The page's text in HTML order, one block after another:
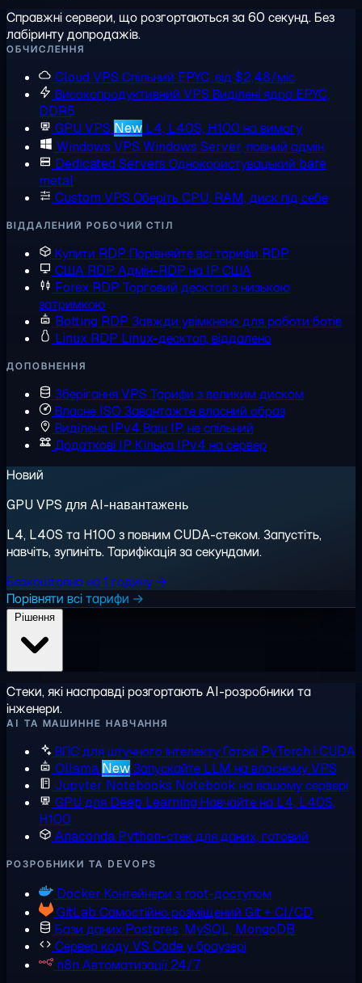
Справжні сервери, що розгортаються за 60 секунд. Без
лабіринту допродажів.
ОБЧИСЛЕННЯ
Cloud VPS Спільний EPYC, від $2,48/міс
Високопродуктивний VPS Виділені ядра EPYC,
DDR5
GPU VPS New L4, L40S, H100 на вимогу
Windows VPS Windows Server, повний адмін
Dedicated Servers Однокористувацький bare
metal
Custom VPS Оберіть CPU, RAM, диск під себе
ВІДДАЛЕНИЙ РОБОЧИЙ СТІЛ
Купити RDP Порівняйте всі тарифи RDP
США RDP Адмін-RDP на IP США
Forex RDP Торговий десктоп з низькою
затримкою
Botting RDP Завжди увімкнено для роботи ботів
Linux RDP Linux-десктоп, віддалено
ДОПОВНЕННЯ
Зберігання VPS Тарифи з великим диском
Власне ISO Завантажте власний образ
Виділена IPv4 Ваш IP, не спільний
Додаткові IP Кілька IPv4 на сервер
Новий
GPU VPS для AI-навантажень
L4, L40S та H100 з повним CUDA-стеком. Запустіть,
навчіть, зупиніть. Тарифікація за секундами.
Безкоштовно на 1 годину →
Порівняти всі тарифи →
Стеки, які насправді розгортають AI-розробники та
інженери.
AI ТА МАШИННЕ НАВЧАННЯ
ВПС для штучного інтелектуГотові PyTorch і CUDA
Ollama NewЗапускайте LLM на власному VPS
Jupyter Notebooks Notebook на вашому сервері
GPU для Deep Learning Навчайте на L4, L40S,
H100
Anaconda Python-стек для даних, готовий
РОЗРОБНИКИ ТА DEVOPS
Docker Контейнери з root-доступом
GitLab Самостійно розміщений Git + CI/CD
Бази даних Postgres, MySQL, MongoDB
Сервер кодуVS Code у браузері
n8n Автоматизації 24/7